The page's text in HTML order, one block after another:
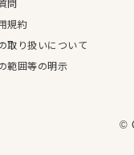
問
規約
取り扱いについて
範囲等の明示
©